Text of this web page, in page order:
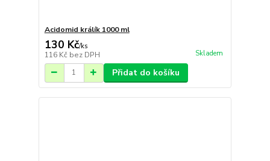
Acidomid králík 1000 ml
130 Kč/ks
116 Kč bez DPH Skladem
Přidat do košíku